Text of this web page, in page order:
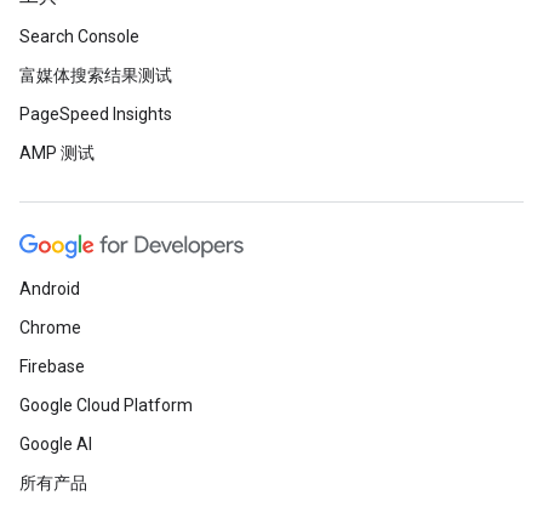
Search Console
富媒体搜索结果测试
PageSpeed Insights
AMP 测试
Android
Chrome
Firebase
Google Cloud Platform
Google AI
所有产品